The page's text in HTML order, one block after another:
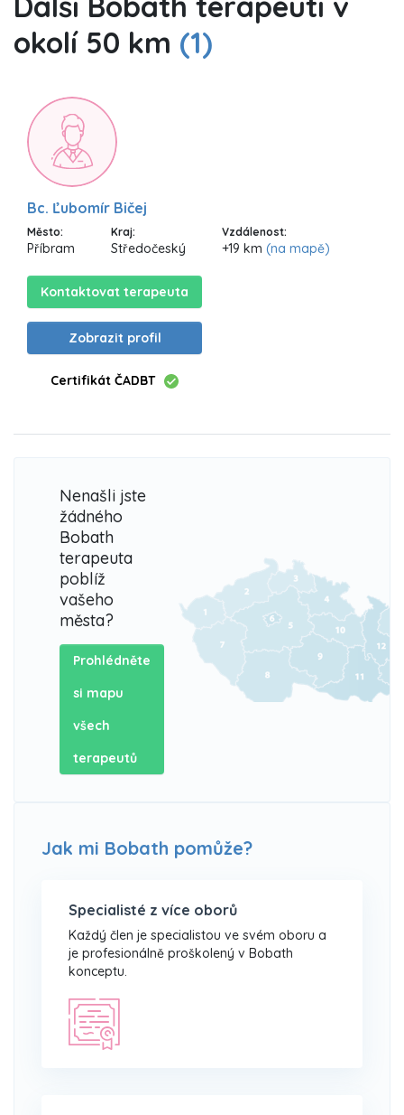
okolí 50 km (1)
Bc. Ľubomír Bičej
Město:
Příbram
Kraj:
Středočeský
Vzdálenost:
+19 km (na mapě)
Kontaktovat terapeuta
Zobrazit profil
Certifikát ČADBT
Nenašli jste
žádného
Bobath
terapeuta
poblíž
vašeho
města?
Prohlédněte
si mapu
všech
terapeutů
Jak mi Bobath pomůže?
Specialisté z více oborů
Každý člen je specialistou ve svém oboru a
je profesionálně proškolený v Bobath
konceptu.